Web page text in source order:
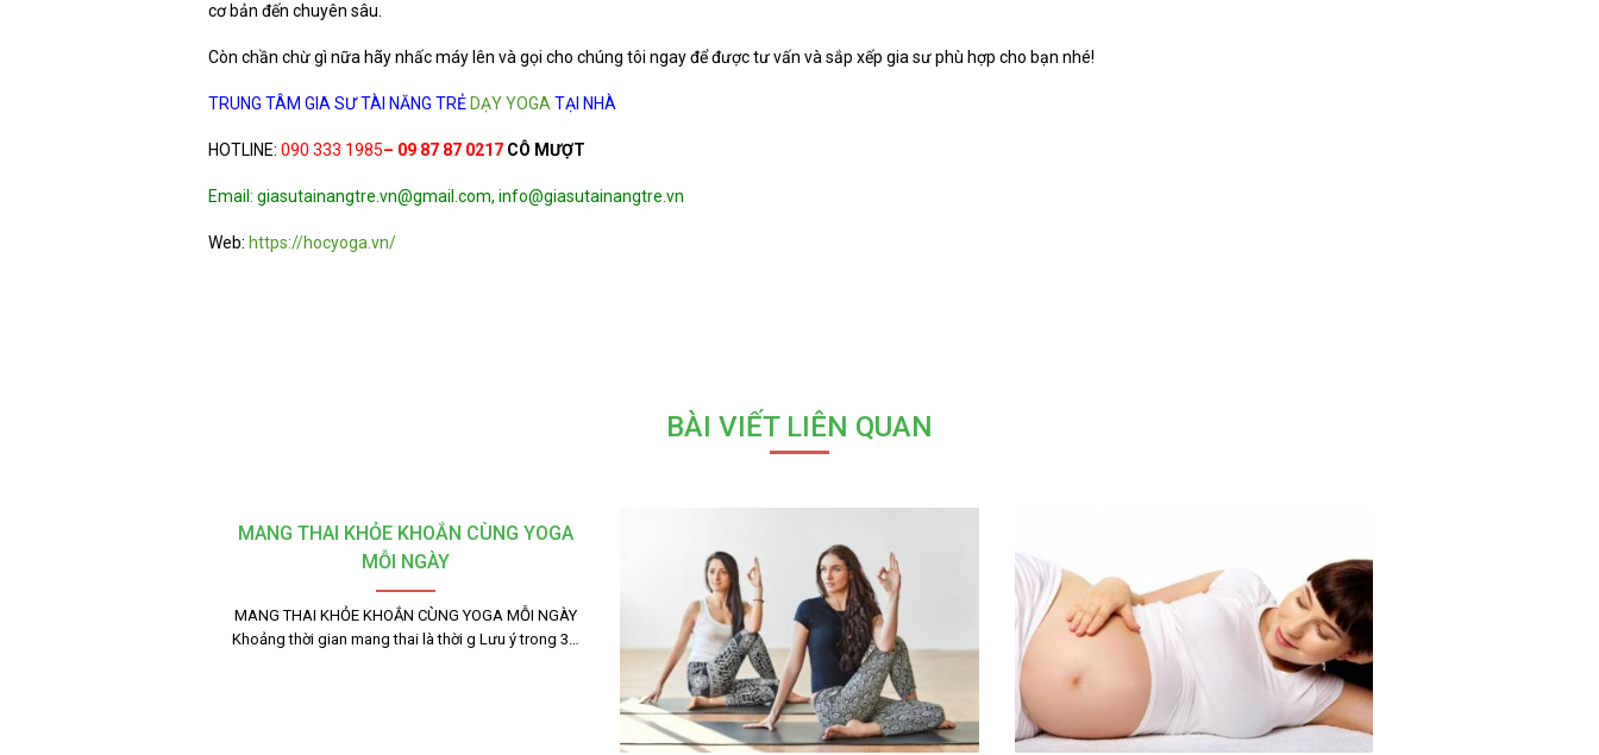
cơ bản đến chuyên sâu.
Còn chần chừ gì nữa hãy nhấc máy lên và gọi cho chúng tôi ngay để được tư vấn và sắp xếp gia sư phù hợp cho bạn nhé!
TRUNG TÂM GIA SƯ TÀI NĂNG TRẺ DẠY YOGA TẠI NHÀ
HOTLINE: 090 333 1985– 09 87 87 0217 CÔ MƯỢT
Email: giasutainangtre.vn@gmail.com, info@giasutainangtre.vn
Web: https://hocyoga.vn/
BÀI VIẾT LIÊN QUAN
MANG THAI KHỎE KHOẮN CÙNG YOGA
MỖI NGÀY
MANG THAI KHỎE KHOẮN CÙNG YOGA MỖI NGÀY
Khoảng thời gian mang thai là thời g Lưu ý trong 3…